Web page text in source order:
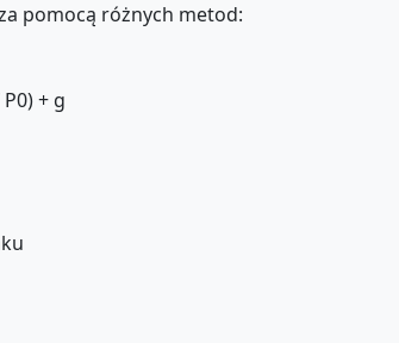
pomocą różnych metod:
+ g